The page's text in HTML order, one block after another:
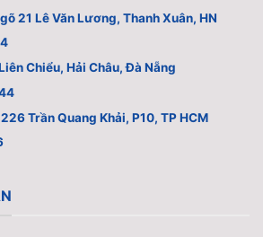
21 Lê Văn Lương, Thanh Xuân, HN
Chiểu, Hải Châu, Đà Nẵng
Trần Quang Khải, P10, TP HCM